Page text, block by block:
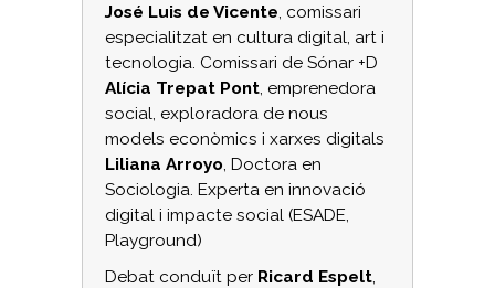
José Luis de Vicente , comissari
especialitzat en cultura digital, art i
tecnologia. Comissari de Sónar +D
Alícia Trepat Pont , emprenedora
social, exploradora de nous
models econòmics i xarxes digitals
Liliana Arroyo , Doctora en
Sociologia. Experta en innovació
digital i impacte social (ESADE,
Playground)
Debat conduït per Ricard Espelt